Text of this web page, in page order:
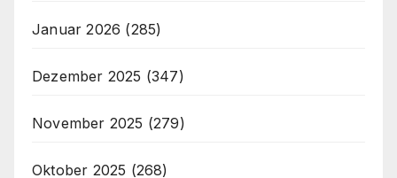
Januar 2026 (285)
Dezember 2025 (347)
November 2025 (279)
Oktober 2025 (268)